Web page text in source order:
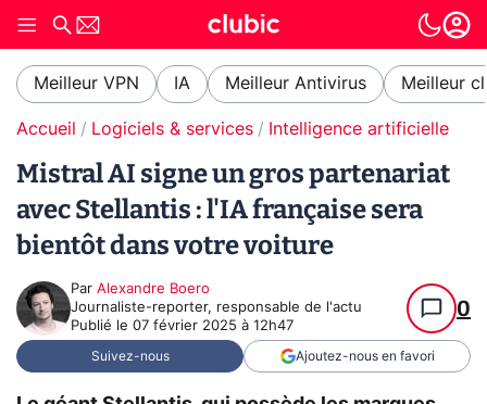
Meilleur VPN IA Meilleur Antivirus Meilleur
Accueil Logiciels & services Intelligence artificielle
Mistral AI signe un gros partenariat
avec Stellantis : l'IA française sera
bientôt dans votre voiture
Par Alexandre Boero
Journaliste-reporter, responsable de l'actu
Publié le 07 février 2025 à 12h47
0
Suivez-nous Ajoutez-nous en favori